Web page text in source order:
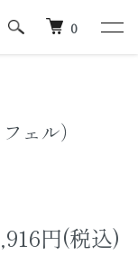
0
ェル）
円(税込)